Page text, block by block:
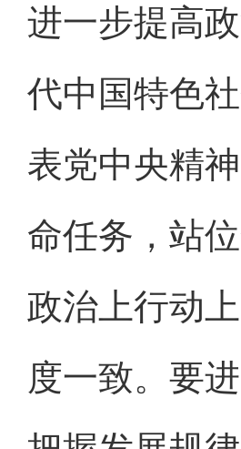
进一步提高
代中国特色
表党中央精
命任务，站
政治上行动
度一致。要